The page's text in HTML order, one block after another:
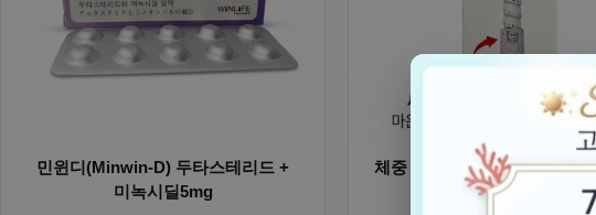
민윈디(Minwin-D) 두타스테리드 +
미녹시딜5mg
체중 감량. 마운자로
터제파타이드 12.5mg